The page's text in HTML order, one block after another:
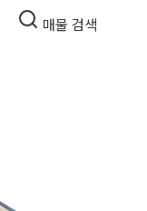
매물 검색